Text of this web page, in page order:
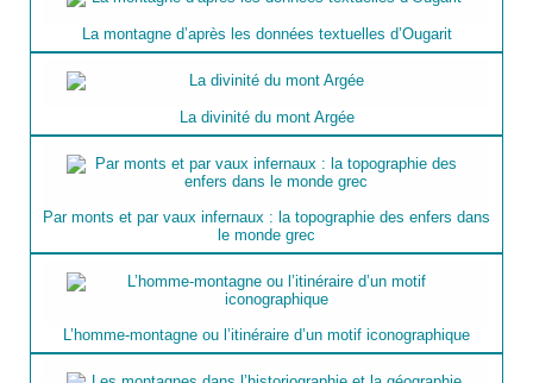
La montagne d’après les données textuelles d’Ougarit
La divinité du mont Argée
Par monts et par vaux infernaux : la topographie des enfers dans
le monde grec
L’homme-montagne ou l’itinéraire d’un motif iconographique